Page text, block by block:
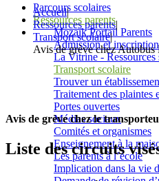
Parcours scolaires
Ressources parents
Mozaïk Portail Parents
Admission et inscription
La Vitrine - Ressources
Transport scolaire
Trouver un
Traitement des plaintes
Portes ouvertes
Médias sociaux
Comités et organismes
Enseignement à la
Les parents à l’école
Implication dans la vie
Accueil|
Ressources parents|
Transport scolaire|
Avis de grève chez Autobus
Avis de grève chez le
Liste des circuits